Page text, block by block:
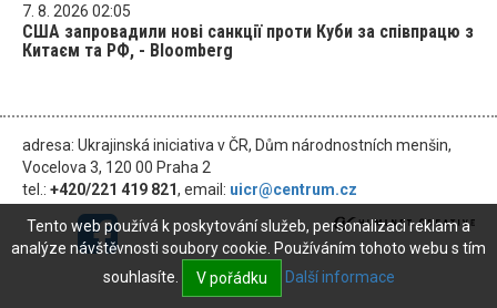
7. 8. 2026 02:05
США запровадили нові санкції проти Куби за співпрацю з
Китаєм та РФ, - Bloomberg
adresa: Ukrajinská iniciativa v ČR, Dům národnostních menšin,
Vocelova 3, 120 00 Praha 2
tel.: +420/221 419 821, email: uicr@centrum.cz
© 2026
Tento web používá k poskytování služeb, personalizaci reklam a
analýze návštěvnosti soubory cookie. Používáním tohoto webu s tím
souhlasíte.
V pořádku Další informace